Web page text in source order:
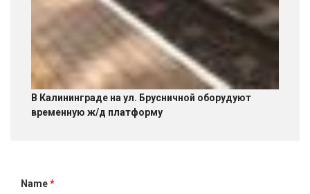
В Калининграде на ул. Брусничной оборудуют
временную ж/д платформу
Name*